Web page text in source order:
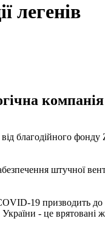
легенів
благодійного
штучної
19 призводить до
- це